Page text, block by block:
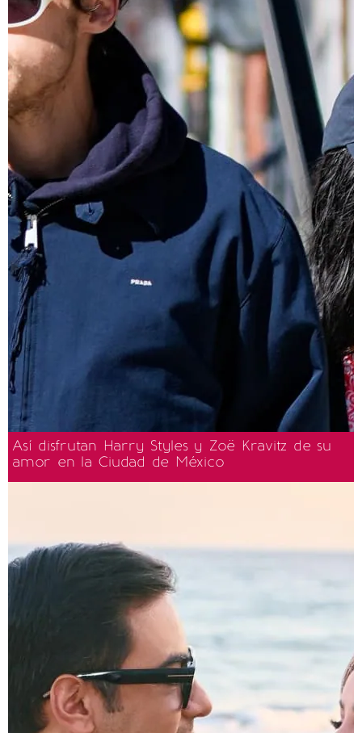
Así disfrutan Harry Styles y Zoë Kravitz de su
amor en la Ciudad de México